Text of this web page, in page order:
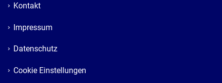
Kontakt
Impressum
Datenschutz
Cookie Einstellungen